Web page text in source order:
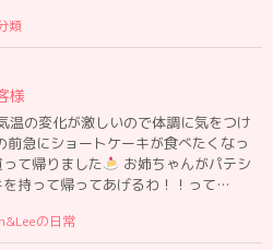
類
様
温の変化が激しいので体調に気をつけ
急にショートケーキが食べたくなっ
て帰りました
お姉ちゃんがパテシ
持って帰ってあげるわ！！って…
の日常